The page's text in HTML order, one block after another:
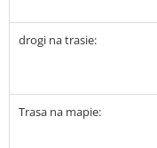
drogi na trasie:
Trasa na mapie: